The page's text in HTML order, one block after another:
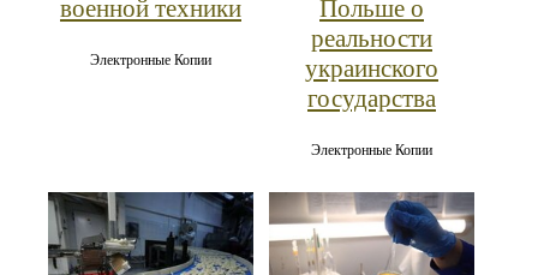
военной техники
Электронные Копии
Польше о
реальности
украинского
государства
Электронные Копии